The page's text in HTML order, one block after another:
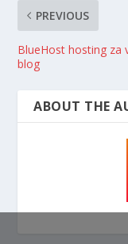
PREVIOUS
BlueHost hosting za
blog
ABOUT THE